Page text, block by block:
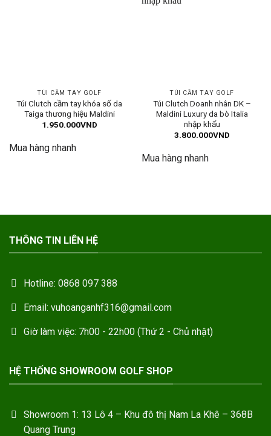
TÚI CẦM TAY GOLF
Túi Clutch cầm tay khóa số da
Taiga thương hiệu Maldini
1.950.000VND
Mua hàng nhanh
TÚI CẦM TAY GOLF
Túi Clutch Doanh nhân DK –
Maldini Luxury da bò Italia
nhập khẩu
3.800.000VND
Mua hàng nhanh
THÔNG TIN LIÊN HỆ
Hotline: 0868 097 388
Email: vuhoanganhf316@gmail.com
Giờ làm việc: 7h00 - 22h00 (Thứ 2 - Chủ nhật)
HỆ THỐNG SHOWROOM GOLF SHOP
Showroom 1: 13 Lô 4 – Khu đô thị Nam La Khê – 368B
Quang Trung